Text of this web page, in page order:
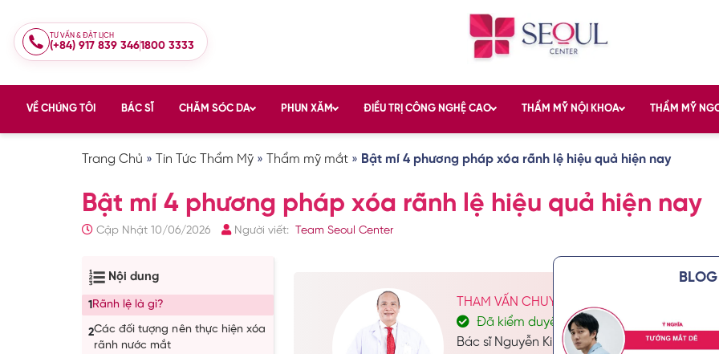
TƯ VẤN & ĐẶT LỊCH
(+84) 917 839 3461800 3333
VỀ CHÚNG TÔI BÁC SĨ CHĂM SÓC DA PHUN XĂM ĐIỀU TRỊ CÔNG NGHỆ CAO THẨM MỸ NỘI KHOA THẨM MỸ
Trang Chủ » Tin Tức Thẩm Mỹ » Thẩm mỹ mắt » Bật mí 4 phương pháp xóa rãnh lệ hiệu quả hiện nay
Bật mí 4 phương pháp xóa rãnh lệ hiệu quả hiện nay
Cập Nhật 10/06/2026 Người viết: Team Seoul Center
Nội dung
1 Rãnh lệ là gì?
2Các đối tượng nên thực hiện xóa
rãnh nước mắt
THAM VẤN CHUYÊN MÔN: BÁC SĨ CKII.
Đã kiểm duyệt nội dung
Bác sĩ Nguyễn Kim Khoa không chỉ nổi bật